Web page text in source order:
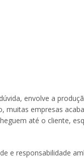
envolve a
muitas empresas
até o cliente,
e responsabilidade